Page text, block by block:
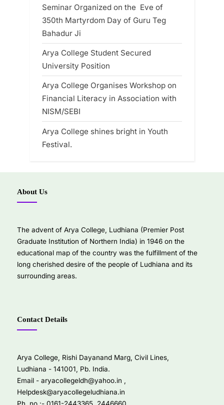
Seminar Organized on the Eve of
350th Martyrdom Day of Guru Teg
Bahadur Ji
Arya College Student Secured
University Position
Arya College Organises Workshop on
Financial Literacy in Association with
NISM/SEBI
Arya College shines bright in Youth
Festival.
About Us
The advent of Arya College, Ludhiana (Premier Post
Graduate Institution of Northern India) in 1946 on the
educational map of the country was the fulfillment of the
long cherished desire of the people of Ludhiana and its
surrounding areas.
Contact Details
Arya College, Rishi Dayanand Marg, Civil Lines,
Ludhiana - 141001, Pb. India.
Email - aryacollegeldh@yahoo.in ,
Helpdesk@aryacollegeludhiana.in